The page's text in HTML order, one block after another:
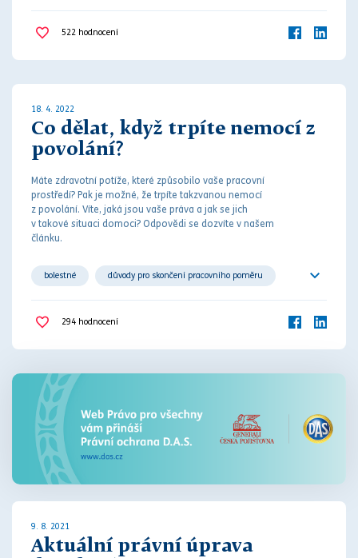
práce práce na dálku pracovní poměr
pracovní právo
522 hodnocení
18. 4. 2022
Co dělat, když trpíte nemocí z
povolání?
Máte zdravotní potíže, které způsobilo vaše pracovní
prostředí? Pak je možné, že trpíte takzvanou nemocí
z povolání. Víte, jaká jsou vaše práva a jak se jich
v takové situaci domoci? Odpovědi se dozvíte v našem
článku.
bolestné důvody pro skončení pracovního poměru
náhrada škody nemajetková újma
nemoc z povolání
294 hodnocení
9. 8. 2021
Aktuální právní úprava